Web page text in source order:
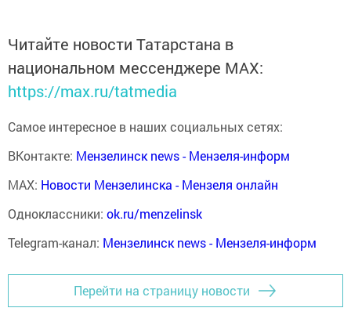
Читайте новости Татарстана в
национальном мессенджере MАХ:
https://max.ru/tatmedia
Самое интересное в наших социальных сетях:
ВКонтакте: Мензелинск news - Мензеля-информ
MAX: Новости Мензелинска - Мензеля онлайн
Одноклассники: ok.ru/menzelinsk
Telegram-канал: Мензелинск news - Мензеля-информ
Перейти на страницу новости